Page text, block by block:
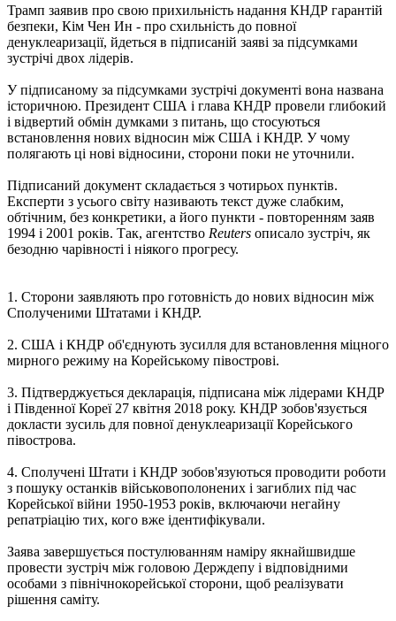
Трамп заявив про свою прихильність надання КНДР гарантій
безпеки, Кім Чен Ин - про схильність до повної
денуклеаризації, йдеться в підписаній заяві за підсумками
зустрічі двох лідерів.
У підписаному за підсумками зустрічі документі вона названа
історичною. Президент США і глава КНДР провели глибокий
і відвертий обмін думками з питань, що стосуються
встановлення нових відносин між США і КНДР. У чому
полягають ці нові відносини, сторони поки не уточнили.
Підписаний документ складається з чотирьох пунктів.
Експерти з усього світу називають текст дуже слабким,
обтічним, без конкретики, а його пункти - повторенням заяв
1994 і 2001 років. Так, агентство Reuters описало зустріч, як
безодню чарівності і ніякого прогресу.
1. Сторони заявляють про готовність до нових відносин між
Сполученими Штатами і КНДР.
2. США і КНДР об'єднують зусилля для встановлення міцного
мирного режиму на Корейському півострові.
3. Підтверджується декларація, підписана між лідерами КНДР
і Південної Кореї 27 квітня 2018 року. КНДР зобов'язується
докласти зусиль для повної денуклеаризації Корейського
півострова.
4. Сполучені Штати і КНДР зобов'язуються проводити роботи
з пошуку останків військовополонених і загиблих під час
Корейської війни 1950-1953 років, включаючи негайну
репатріацію тих, кого вже ідентифікували.
Заява завершується постулюванням наміру якнайшвидше
провести зустріч між головою Держдепу і відповідними
особами з північнокорейської сторони, щоб реалізувати
рішення саміту.